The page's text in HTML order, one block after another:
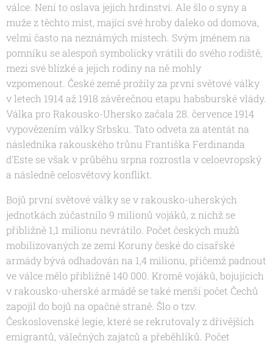
válce. Není to oslava jejich hrdinství. Ale šlo o syny a
muže z těchto míst, mající své hroby daleko od domova,
velmi často na neznámých místech. Svým jménem na
pomníku se alespoň symbolicky vrátili do svého rodiště,
mezi své blízké a jejich rodiny na ně mohly
vzpomenout. České země prožily za první světové války
v letech 1914 až 1918 závěrečnou etapu habsburské vlády.
Válka pro Rakousko-Uhersko začala 28. července 1914
vypovězením války Srbsku. Tato odveta za atentát na
následníka rakouského trůnu Františka Ferdinanda
d'Este se však v průběhu srpna rozrostla v celoevropský
a následně celosvětový konflikt.
Bojů první světové války se v rakousko-uherských
jednotkách zúčastnilo 9 milionů vojáků, z nichž se
přibližně 1,1 milionu nevrátilo. Počet českých mužů
mobilizovaných ze zemí Koruny české do císařské
armády bývá odhadován na 1,4 milionu, přičemž padnout
ve válce mělo přibližně 140 000. Kromě vojáků, bojujících
v rakousko-uherské armádě se také menší počet Čechů
zapojil do bojů na opačné straně. Šlo o tzv.
Československé legie, které se rekrutovaly z dřívějších
emigrantů, válečných zajatců a přeběhlíků. Počet